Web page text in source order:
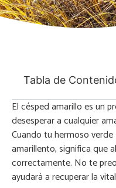
Tabla de
El césped amarillo es un
desesperar a cualquier
Cuando tu hermoso
amarillento, significa que
correctamente. No te
ayudará a recuperar la